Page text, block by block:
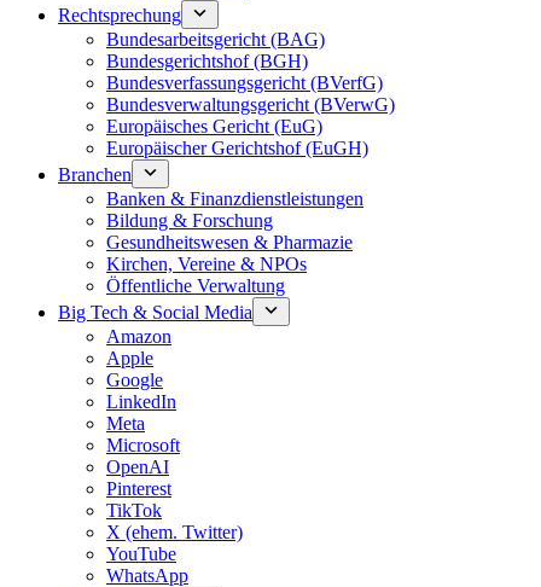
Rechtsprechung
Bundesarbeitsgericht (BAG)
Bundesgerichtshof (BGH)
Bundesverfassungsgericht (BVerfG)
Bundesverwaltungsgericht (BVerwG)
Europäisches Gericht (EuG)
Europäischer Gerichtshof (EuGH)
Branchen
Banken & Finanzdienstleistungen
Bildung & Forschung
Gesundheitswesen & Pharmazie
Kirchen, Vereine & NPOs
Öffentliche Verwaltung
Big Tech & Social Media
Amazon
Apple
Google
LinkedIn
Meta
Microsoft
OpenAI
Pinterest
TikTok
X (ehem. Twitter)
YouTube
WhatsApp